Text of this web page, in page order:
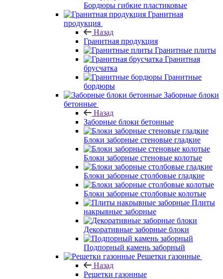
Бордюры гибкие пластиковые
Гранитная
продукция
Назад
Гранитная продукция
Гранитные плиты
Гранитная
брусчатка
Гранитные
бордюры
Заборные блоки
бетонные
Назад
Заборные блоки бетонные
Блоки заборные стеновые гладкие
Блоки заборные стеновые колотые
Блоки заборные столбовые гладкие
Блоки заборные столбовые колотые
Плиты
накрывные заборные
Декоративные заборные блоки
Подпорный камень заборный
Решетки газонные
Назад
Решетки газонные